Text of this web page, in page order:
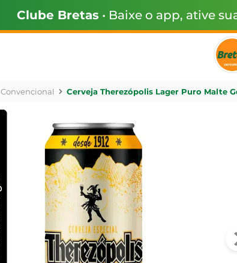
Clube Bretas • Baixe o app, ative
Convencional Cerveja Therezópolis Lager Puro Malte